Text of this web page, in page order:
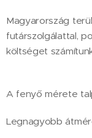
Magyarország
futárszolgálattal,
költséget
A fenyő mérete
Legnagyobb